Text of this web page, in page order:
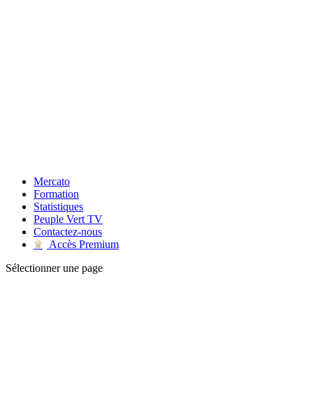
Mercato
Formation
Statistiques
Peuple Vert TV
Contactez-nous
♛
Accès Premium
Sélectionner une page